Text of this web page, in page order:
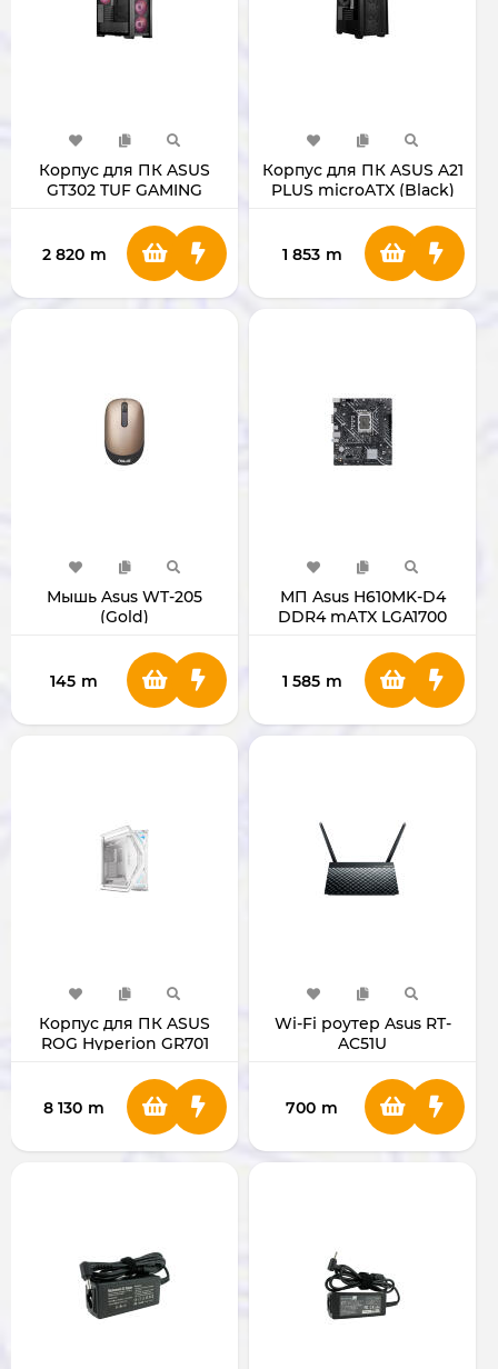
Корпус для ПК ASUS
GT302 TUF GAMING
2 820 m
Корпус для ПК ASUS A21
PLUS microATX (Black)
1 853 m
Мышь Asus WT-205
(Gold)
145 m
МП Asus H610MK-D4
DDR4 mATX LGA1700
1 585 m
Корпус для ПК ASUS
ROG Hyperion GR701
8 130 m
Wi-Fi роутер Asus RT-
AC51U
700 m